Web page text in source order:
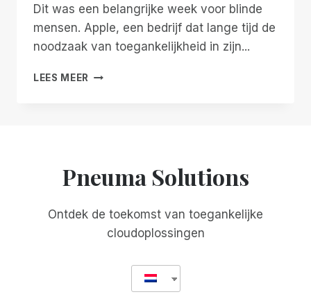
Dit was een belangrijke week voor blinde
mensen. Apple, een bedrijf dat lange tijd de
noodzaak van toegankelijkheid in zijn...
LEES MEER IPOD
BLINDEN!
Pneuma Solutions
Ontdek de toekomst van toegankelijke
cloudoplossingen